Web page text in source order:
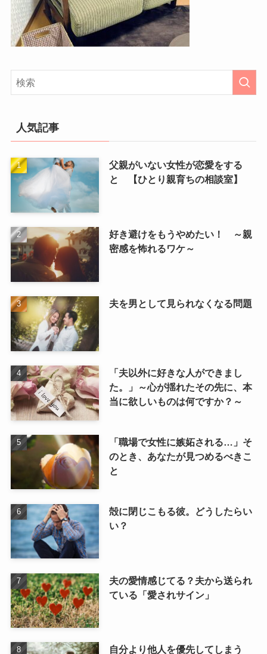
人気記事
父親がいない女性が恋愛をする
と 【ひとり親育ちの相談室】
好き避けをもうやめたい！ ～親
密感を怖れるワケ～
夫を男として見られなくなる問題
「夫以外に好きな人ができまし
た。」～心が揺れたその先に、本
当に欲しいものは何ですか？～
「職場で女性に嫉妬される…」そ
のとき、あなたが見つめるべきこ
と
殻に閉じこもる彼。どうしたらい
い？
夫の愛情感じてる？夫から送られ
ている「愛されサイン」
自分より他人を優先してしまう